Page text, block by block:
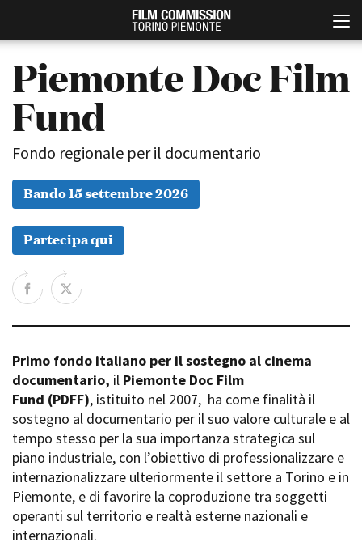
Chi siamo
Storia della Fondazione
Partner
Rete regionale
Bilancio sociale
Amministrazione
trasparente
Bandi e gare
Sostenibilità ambientale
SERVIZI
Servizi generali
Guarda che storia!
La Grazia - Immagini e
location della Torino di Paolo
Sorrentino
Open Day
Ciak in TOur!
FESTIVAL, MARKETS,
AWARDS
International Film Festival
Piemonte Doc Film
Fund
Fondo regionale per il documentario
Bando 15 settembre 2026
Partecipa qui
Primo fondo italiano per il sostegno al cinema
documentario, il Piemonte Doc Film
Fund (PDFF), istituito nel 2007, ha come finalità il
sostegno al documentario per il suo valore culturale e al
tempo stesso per la sua importanza strategica sul
piano industriale, con l’obiettivo di professionalizzare e
internazionalizzare ulteriormente il settore a Torino e in
Piemonte, e di favorire la coproduzione tra soggetti
operanti sul territorio e realtà esterne nazionali e
internazionali.